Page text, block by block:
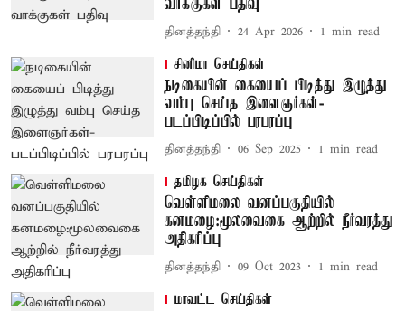
வாக்குகள் பதிவு
தினத்தந்தி 24 Apr 2026 1 min read
சினிமா செய்திகள்
நடிகையின் கையைப் பிடித்து இழுத்து
வம்பு செய்த இளைஞர்கள்-
படப்பிடிப்பில் பரபரப்பு
தினத்தந்தி 06 Sep 2025 1 min read
தமிழக செய்திகள்
வெள்ளிமலை வனப்பகுதியில்
கனமழை:மூலவைகை ஆற்றில் நீர்வரத்து
அதிகரிப்பு
தினத்தந்தி 09 Oct 2023 1 min read
மாவட்ட செய்திகள்